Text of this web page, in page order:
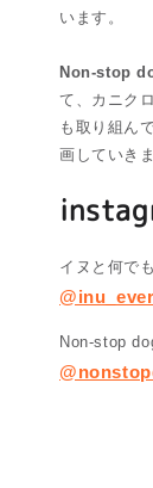
います。
Non-stop
て、カニク
も取り組ん
画していきま
イヌと何で
Non-stop